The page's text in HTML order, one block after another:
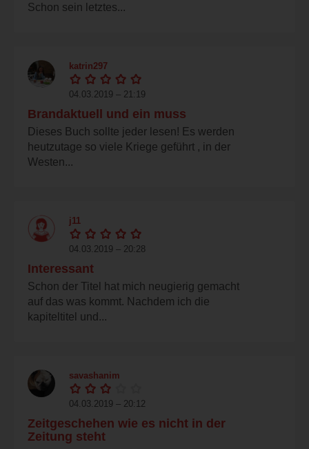
Schon sein letztes...
katrin297
04.03.2019 – 21:19
Brandaktuell und ein muss
Dieses Buch sollte jeder lesen! Es werden
heutzutage so viele Kriege geführt , in der
Westen...
j11
04.03.2019 – 20:28
Interessant
Schon der Titel hat mich neugierig gemacht
auf das was kommt. Nachdem ich die
kapiteltitel und...
savashanim
04.03.2019 – 20:12
Zeitgeschehen wie es nicht in der
Zeitung steht